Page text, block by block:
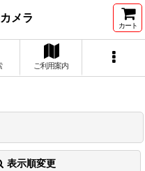
メラ
カート
ご利用案内
表示順変更